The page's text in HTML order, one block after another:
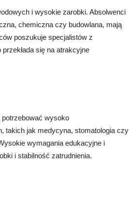
i wysokie zarobki. Absolwenci
chemiczna czy budowlana, mają
poszukuje specjalistów z
się na atrakcyjne
wysoko
takich jak medycyna, stomatologia czy
wymagania edukacyjne i
i stabilność zatrudnienia.